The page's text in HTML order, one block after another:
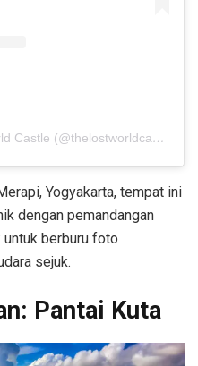
A post shared by The Lost World Castle (@thelostworldcastle)
Yogyakarta, tempat ini
dengan pemandangan
untuk berburu foto
sejuk.
Pantai Kuta